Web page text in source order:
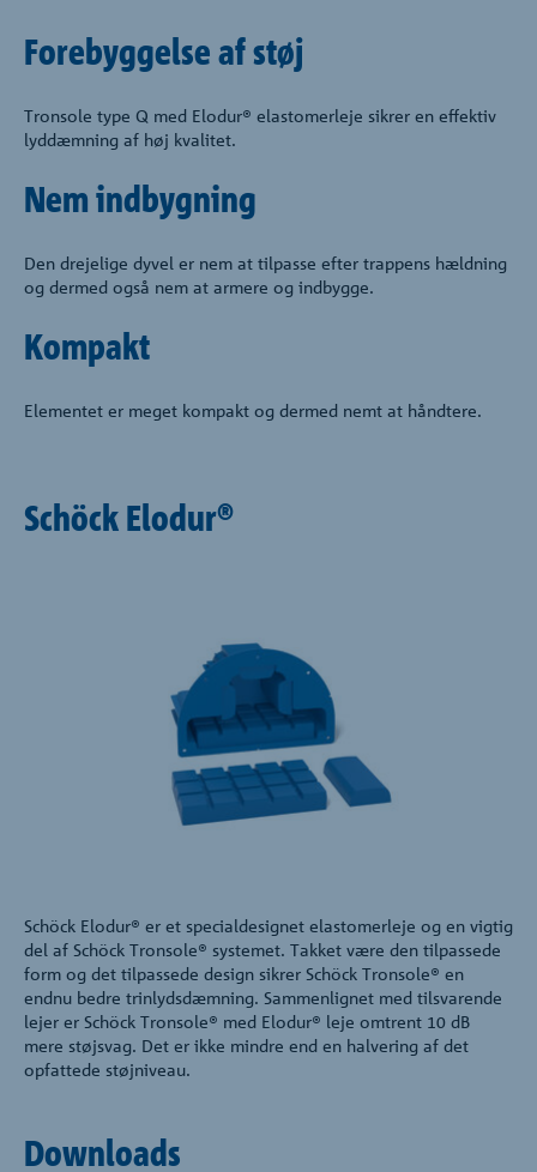
Forebyggelse af støj
Tronsole type Q med Elodur® elastomerleje sikrer en effektiv
lyddæmning af høj kvalitet.
Nem indbygning
Den drejelige dyvel er nem at tilpasse efter trappens hældning
og dermed også nem at armere og indbygge.
Kompakt
Elementet er meget kompakt og dermed nemt at håndtere.
Schöck Elodur®
Schöck Elodur® er et specialdesignet elastomerleje og en vigtig
del af Schöck Tronsole® systemet. Takket være den tilpassede
form og det tilpassede design sikrer Schöck Tronsole® en
endnu bedre trinlydsdæmning. Sammenlignet med tilsvarende
lejer er Schöck Tronsole® med Elodur® leje omtrent 10 dB
mere støjsvag. Det er ikke mindre end en halvering af det
opfattede støjniveau.
Downloads